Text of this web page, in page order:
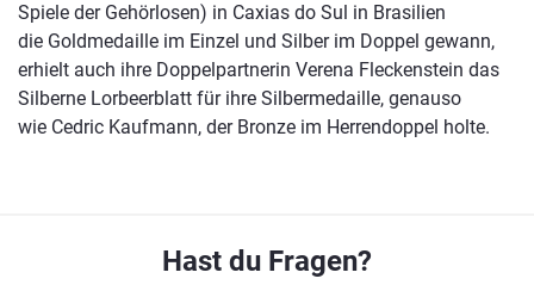
Spiele der Gehörlosen) in Caxias do Sul in Brasilien
die Goldmedaille im Einzel und Silber im Doppel gewann,
erhielt auch ihre Doppelpartnerin Verena Fleckenstein das
Silberne Lorbeerblatt für ihre Silbermedaille, genauso
wie Cedric Kaufmann, der Bronze im Herrendoppel holte.
Hast du Fragen?